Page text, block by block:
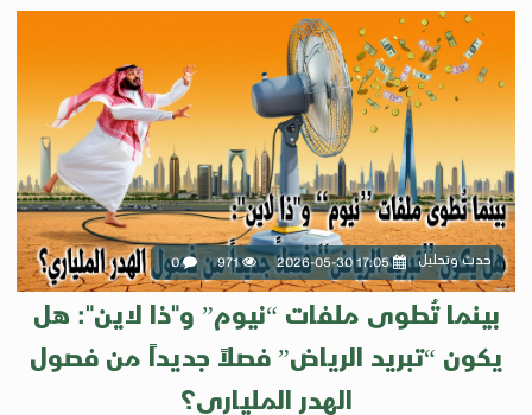
حدث وتحليل 2026-05-30 17:05
971
0
بينما تُطوى ملفات “نيوم” و"ذا لاين": هل
يكون “تبريد الرياض” فصلاً جديداً من فصول
الهدر الملياري؟